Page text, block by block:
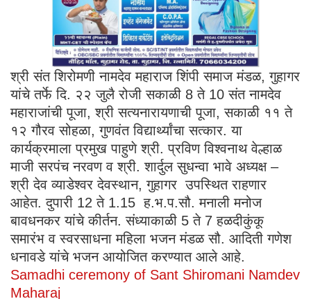
श्री संत शिरोमणी नामदेव महाराज शिंपी समाज मंडळ, गुहागर
यांचे तर्फे दि. २२ जुलै रोजी सकाळी 8 ते 10 संत नामदेव
महाराजांची पूजा, श्री सत्यनारायणाची पूजा, सकाळी ११ ते
१२ गौरव सोहळा, गुणवंत विद्यार्थ्यांचा सत्कार. या
कार्यक्रमाला प्रमुख पाहुणे श्री. प्रविण विश्वनाथ वेल्हाळ
माजी सरपंच नरवण व श्री. शार्दुल सुधन्वा भावे अध्यक्ष –
श्री देव व्याडेश्वर देवस्थान, गुहागर उपस्थित राहणार
आहेत. दुपारी 12 ते 1.15 ह.भ.प.सौ. मनाली मनोज
बावधनकर यांचे कीर्तन. संध्याकाळी 5 ते 7 हळदीकुंकू
समारंभ व स्वरसाधना महिला भजन मंडळ सौ. आदिती गणेश
धनावडे यांचे भजन आयोजित करण्यात आले आहे.
Samadhi ceremony of Sant Shiromani Namdev
Maharaj